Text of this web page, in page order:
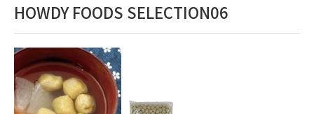
HOWDY FOODS SELECTION06